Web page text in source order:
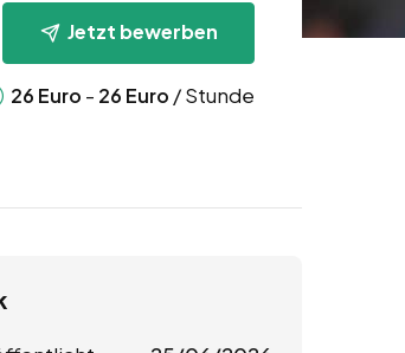
Jetzt bewerben
26 Euro - 26 Euro / Stunde